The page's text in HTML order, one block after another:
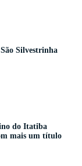
Silvestrinha
do Itatiba
mais um título